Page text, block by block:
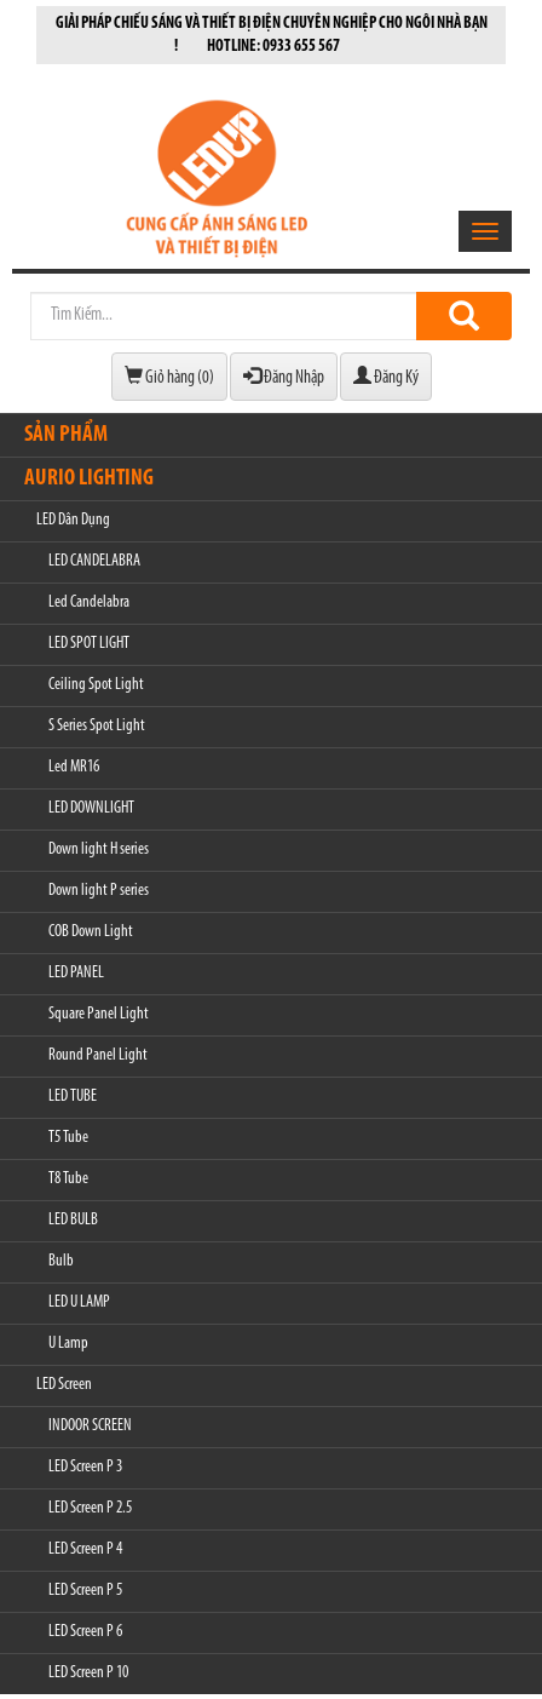
GIẢI PHÁP CHIẾU SÁNG VÀ THIẾT BỊ ĐIỆN CHUYÊN NGHIỆP CHO NGÔI NHÀ BẠN
! HOTLINE: 0933 655 567
Toggle
Giỏ hàng (0) Đăng Nhập Đăng Ký
SẢN PHẨM
AURIO LIGHTING
LED Dân Dụng
LED CANDELABRA
Led Candelabra
LED SPOT LIGHT
Ceiling Spot Light
S Series Spot Light
Led MR16
LED DOWNLIGHT
Down light H series
Down light P series
COB Down Light
LED PANEL
Square Panel Light
Round Panel Light
LED TUBE
T5 Tube
T8 Tube
LED BULB
Bulb
LED U LAMP
U Lamp
LED Screen
INDOOR SCREEN
LED Screen P 3
LED Screen P 2.5
LED Screen P 4
LED Screen P 5
LED Screen P 6
LED Screen P 10